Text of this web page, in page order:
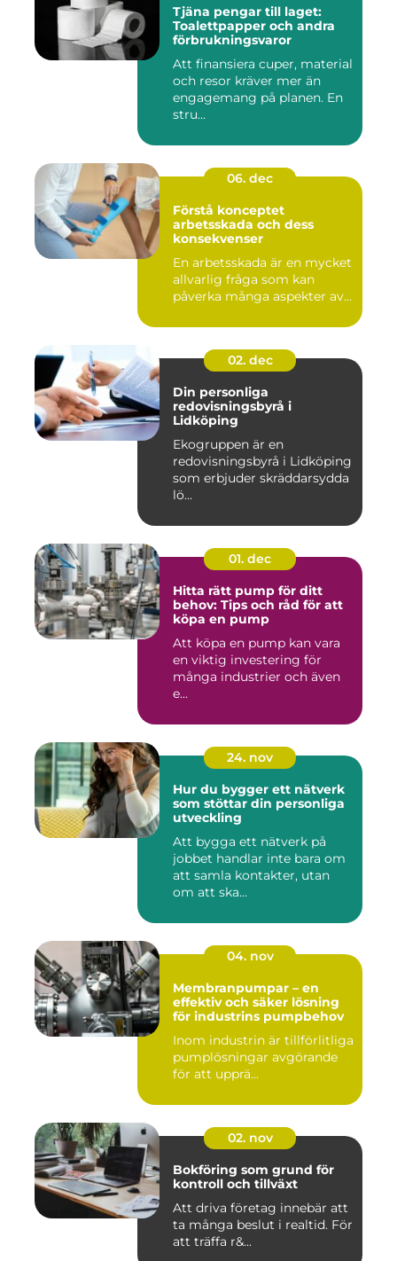
Tjäna pengar till laget:
Toalettpapper och andra
förbrukningsvaror
Att finansiera cuper, material
och resor kräver mer än
engagemang på planen. En
stru...
06. dec
Förstå konceptet
arbetsskada och dess
konsekvenser
En arbetsskada är en mycket
allvarlig fråga som kan
påverka många aspekter av...
02. dec
Din personliga
redovisningsbyrå i
Lidköping
Ekogruppen är en
redovisningsbyrå i Lidköping
som erbjuder skräddarsydda
lö...
01. dec
Hitta rätt pump för ditt
behov: Tips och råd för att
köpa en pump
Att köpa en pump kan vara
en viktig investering för
många industrier och även
e...
24. nov
Hur du bygger ett nätverk
som stöttar din personliga
utveckling
Att bygga ett nätverk på
jobbet handlar inte bara om
att samla kontakter, utan
om att ska...
04. nov
Membranpumpar – en
effektiv och säker lösning
för industrins pumpbehov
Inom industrin är tillförlitliga
pumplösningar avgörande
för att upprä...
02. nov
Bokföring som grund för
kontroll och tillväxt
Att driva företag innebär att
ta många beslut i realtid. För
att träffa r&...